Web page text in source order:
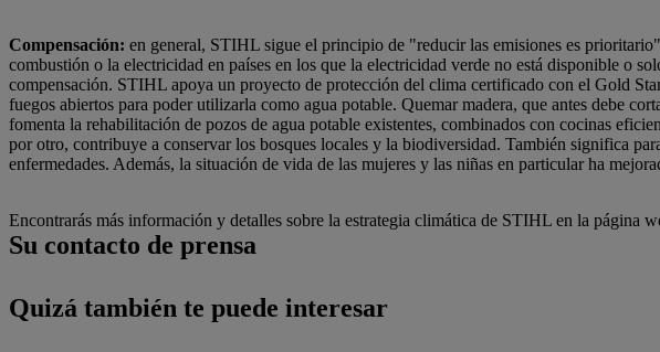
Compensación: en general, STIHL sigue el principio de "reducir las emisiones es
combustión o la electricidad en países en los que la electricidad verde no está disponible o
compensación. STIHL apoya un proyecto de protección del clima certificado con el Gold
fuegos abiertos para poder utilizarla como agua potable. Quemar madera, que antes debe
fomenta la rehabilitación de pozos de agua potable existentes, combinados con cocinas
por otro, contribuye a conservar los bosques locales y la biodiversidad. También significa
enfermedades. Además, la situación de vida de las mujeres y las niñas en particular ha
Encontrarás más información y detalles sobre la estrategia climática de STIHL en la página
Su contacto de prensa
Quizá también te puede interesar